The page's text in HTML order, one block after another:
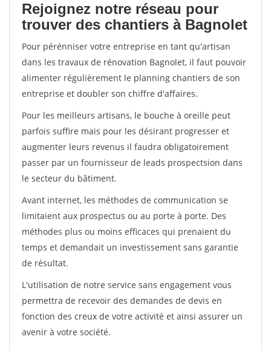
Rejoignez notre réseau pour
trouver des chantiers à Bagnolet
Pour pérénniser votre entreprise en tant qu'artisan
dans les travaux de rénovation Bagnolet, il faut pouvoir
alimenter régulièrement le planning chantiers de son
entreprise et doubler son chiffre d'affaires.
Pour les meilleurs artisans, le bouche à oreille peut
parfois suffire mais pour les désirant progresser et
augmenter leurs revenus il faudra obligatoirement
passer par un fournisseur de leads prospectsion dans
le secteur du bâtiment.
Avant internet, les méthodes de communication se
limitaient aux prospectus ou au porte à porte. Des
méthodes plus ou moins efficaces qui prenaient du
temps et demandait un investissement sans garantie
de résultat.
L'utilisation de notre service sans engagement vous
permettra de recevoir des demandes de devis en
fonction des creux de votre activité et ainsi assurer un
avenir à votre société.